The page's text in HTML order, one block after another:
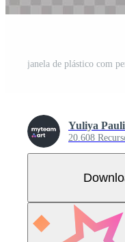
janela de plástico com
Yuliya
20.608